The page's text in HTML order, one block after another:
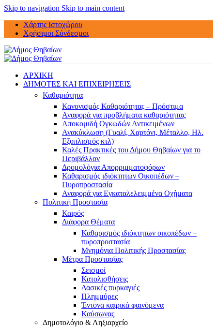
Skip to navigation Skip to main content
Χάρτης Ιστοχώρου
Χρήσιμοι Σύνδεσμοι
ΑΡΧΙΚΗ
ΔΗΜΟΤΕΣ ΚΑΙ ΕΠΙΧΕΙΡΗΣΕΙΣ
Καθαριότητα
Κανονισμός Καθαριότητας – Πρόστιμα
Αναφορά για προβλήματα καθαριότητας
Αποκομιδή Ογκωδών Αντικειμένων
Ανακύκλωση (Γυαλί, Χαρτόνι, Μέταλλο, Ηλ.
Εξοπλισμός κτλ)
Καλές Πρακτικές του Δήμου Θηβαίων για το
Περιβάλλον
Δρομολόγια Απορριμματοφόρων
Καθαρισμός ιδιόκτητων Οικοπέδων –
Πυροπροστασία
Αναφορά για Εγκαταλελειμμένα Οχήματα
Πολιτική Προστασία
Καιρός
Διάφορα Θέματα
Καθαρισμός ιδιόκτητων οικοπέδων –
πυροπροστασία
Μνημόνια Πολιτικής Προστασίας
Μέτρα Προστασίας
Σεισμοί
Κατολισθήσεις
Δασικές πυρκαγιές
Πλημμύρες
Έντονα καιρικά φαινόμενα
Καύσωνας
Δημοτολόγιο & Ληξιαρχείο